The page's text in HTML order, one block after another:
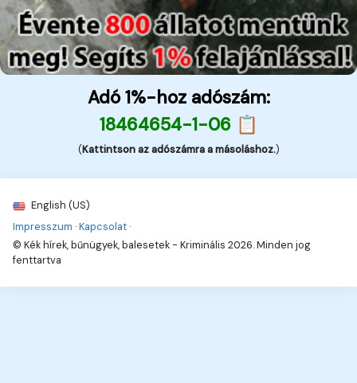
Adó 1%-hoz adószám:
18464654-1-06 📋
(Kattintson az adószámra a másoláshoz.)
English (US)
Impresszum ·Kapcsolat ·
© Kék hírek, bűnügyek, balesetek - Kriminális 2026. Minden jog
fenttartva